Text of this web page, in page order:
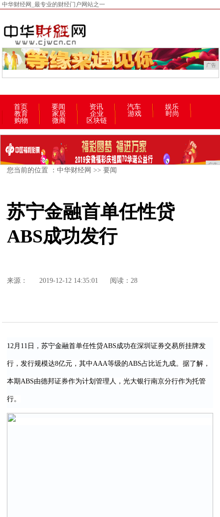
中华财经网_最专业的财经门户网站之一
广告
首页 要闻 资讯 汽车
娱乐
教育
家居 企业 游戏
时尚
购物
微商 区块链
广告
您当前的位置 ：中华财经网 >>要闻
苏宁金融首单任性贷
ABS成功发行
来源： 2019-12-12 14:35:01 阅读：28
12月11日，苏宁金融首单任性贷ABS成功在深圳证券交易所挂牌发
行，发行规模达8亿元，其中AAA等级的ABS占比近九成。据了解，
本期ABS由德邦证券作为计划管理人，光大银行南京分行作为托管
行。